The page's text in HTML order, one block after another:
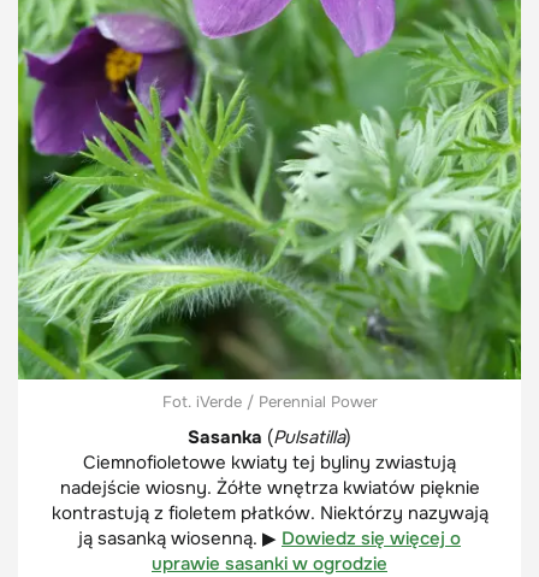
Fot. iVerde / Perennial Power
Sasanka (Pulsatilla)
Ciemnofioletowe kwiaty tej byliny zwiastują
nadejście wiosny. Żółte wnętrza kwiatów pięknie
kontrastują z fioletem płatków. Niektórzy nazywają
ją sasanką wiosenną. ▶ Dowiedz się więcej o
uprawie sasanki w ogrodzie